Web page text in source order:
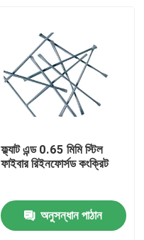
ফ্ল্যাট এন্ড 0.65 মিমি স্টিল
ফাইবার রিইনফোর্সড কংক্রিট
অনুসন্ধান পাঠান